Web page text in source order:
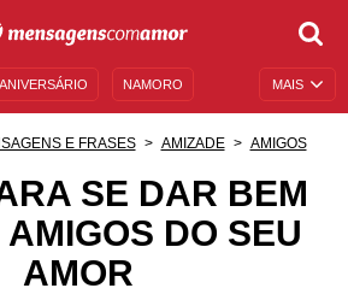
MAIS
ANIVERSÁRIO NAMORO
MENSAGENS DE ANIVERSÁRIO
BÍBLIA
E FRASES AMIZADE AMIGOS
SE DAR BEM
DO SEU
AMOR